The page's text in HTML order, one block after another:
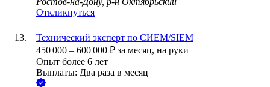
Откликнуться
Технический эксперт по СИЕМ/SIEM
450 000 – 600 000 ₽ за месяц, на руки
Опыт более 6 лет
Выплаты: Два раза в месяц